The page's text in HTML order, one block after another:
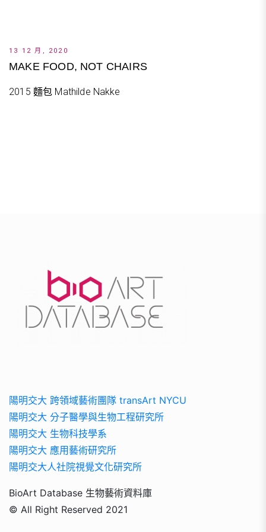
13 12 月, 2020
MAKE FOOD, NOT CHAIRS
2015 麵包 Mathilde Nakke
陽明交大 跨領域藝術團隊 transArt NYCU
陽明交大 分子醫學與生物工程研究所
陽明交大 生物科技學系
陽明交大 應用藝術研究所
陽明交大人社院視覺文化研究所
BioArt Database 生物藝術資料庫
© All Right Reserved 2021